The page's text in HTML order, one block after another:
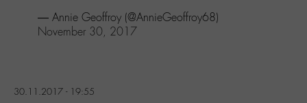
— Annie Geoffroy (@AnnieGeoffroy68)
November 30, 2017
30.11.2017 - 19:55